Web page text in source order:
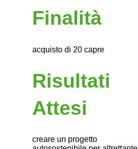
Finalità
acquisto di 20 capre
Risultati
Attesi
creare un progetto